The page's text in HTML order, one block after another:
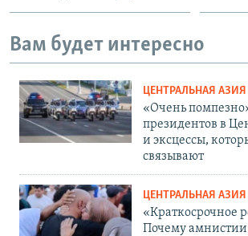
Вам будет интересно
ЦЕНТРАЛЬНАЯ АЗИЯ
«Очень
президентов в
и эксцессы,
связывают
ЦЕНТРАЛЬНАЯ АЗИЯ
«Краткосрочное
Почему